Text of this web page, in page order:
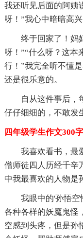
我还听见后面的阿姨
呀！”我心中暗暗高兴
终于回家了！妈
呀！”“什么呀？这本
行！”我完全听不懂
还是很乐意的。
自从这件事后，
仔仔细细的，不敢发
四年级学生作文300
我喜欢看书，最
僧师徒四人历经千辛
中我最喜欢的人物是
我眼中的'孙悟空
各种各样的妖魔鬼怪
空感到头疼，但是孙